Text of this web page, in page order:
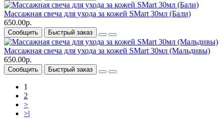
Массажная свеча для ухода за кожей SMart 30мл (Бали)
650.00р.
Сообщить Быстрый заказ
Массажная свеча для ухода за кожей SMart 30мл (Мальдивы)
650.00р.
Сообщить Быстрый заказ
1
2
>
>|